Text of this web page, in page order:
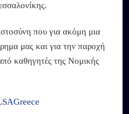
που για ακόμη μια
μας και για την παροχή
καθηγητές της Νομικής